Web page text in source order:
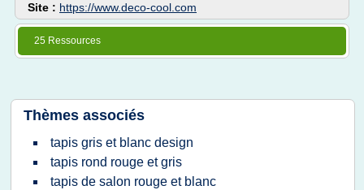
Site : https://www.deco-cool.com
25 Ressources
Thèmes associés
tapis gris et blanc design
tapis rond rouge et gris
tapis de salon rouge et blanc